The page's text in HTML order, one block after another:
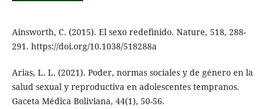
Ainsworth, C. (2015). El sexo redefinido. Nature, 518, 288-
291. https://doi.org/10.1038/518288a
Arias, L. L. (2021). Poder, normas sociales y de género en la
salud sexual y reproductiva en adolescentes tempranos.
Gaceta Médica Boliviana, 44(1), 50-56.